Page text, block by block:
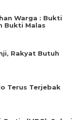
Warga : Bukti
Bukti Malas
Rakyat Butuh
Terus Terjebak